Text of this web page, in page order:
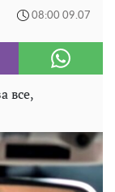
08:00 09.07
все,